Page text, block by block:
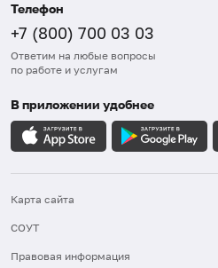
Телефон
+7 (800) 700 03 03
Ответим на любые вопросы
по работе и услугам
В приложении удобнее
Карта сайта
СОУТ
Правовая информация